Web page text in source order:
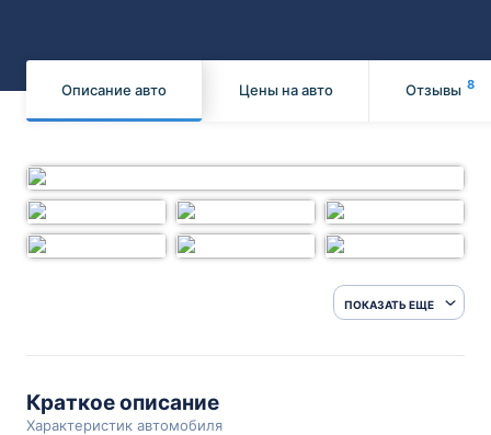
Описание авто Цены на авто Отзывы 8
ПОКАЗАТЬ ЕЩЕ
Краткое описание
Характеристик автомобиля